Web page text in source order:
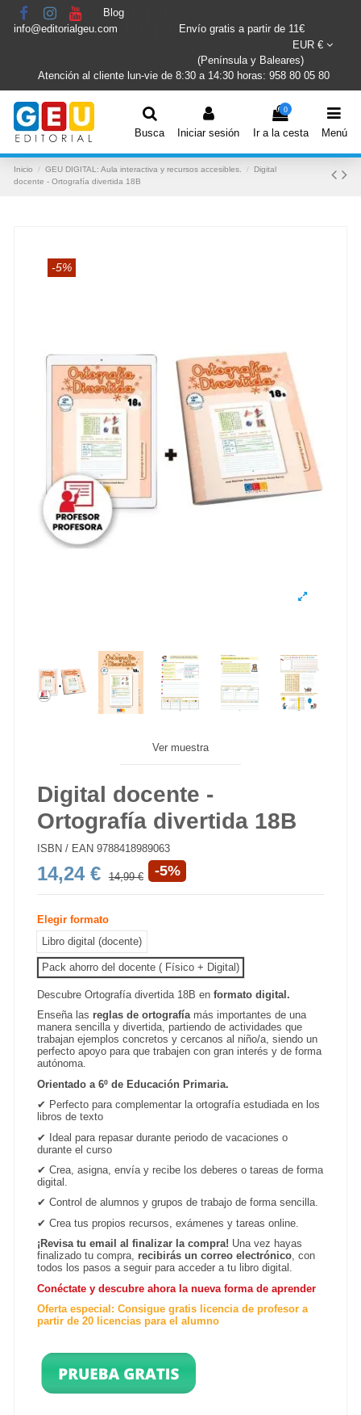
Blog
info@editorialgeu.com
Envío gratis a partir de 11€
EUR €
(Península y Baleares)
Atención al cliente lun-vie de 8:30 a 14:30 horas: 958 80 05 80
Busca Iniciar sesión
0
Ir a la cesta Menú
Inicio GEU DIGITAL: Aula interactiva y recursos accesibles.
Digital
docente - Ortografía divertida 18B
-5%
Ver muestra
Digital docente -
Ortografía divertida 18B
ISBN / EAN 9788418989063
14,24 € 14,99 € -5%
Elegir formato
Libro digital (docente)
Pack ahorro del docente ( Físico + Digital)
Descubre Ortografía divertida 18B en formato digital.
Enseña las reglas de ortografíamás importantes de una
manera sencilla y divertida, partiendo de actividades que
trabajan ejemplos concretos y cercanos al niño/a, siendo un
perfecto apoyo para que trabajen con gran interés y de forma
autónoma.
Orientado a 6º de Educación Primaria.
✔ Perfecto para complementar la ortografía estudiada en los
libros de texto
✔ Ideal para repasar durante periodo de vacaciones o
durante el curso
✔ Crea, asigna, envía y recibe los deberes o tareas de forma
digital.
✔ Control de alumnos y grupos de trabajo de forma sencilla.
✔ Crea tus propios recursos, exámenes y tareas online.
¡Revisa tu email al finalizar la compra! Una vez hayas
finalizado tu compra, recibirás un correo electrónico, con
todos los pasos a seguir para acceder a tu libro digital.
Conéctate y descubre ahora la nueva forma de aprender
Oferta especial: Consigue gratis licencia de profesor a
partir de 20 licencias para el alumno